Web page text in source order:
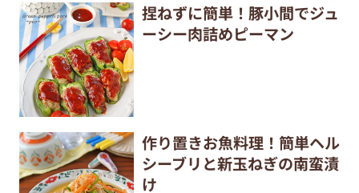
捏ねずに簡単！豚小間でジュ
ーシー肉詰めピーマン
作り置きお魚料理！簡単ヘル
シーブリと新玉ねぎの南蛮漬
け